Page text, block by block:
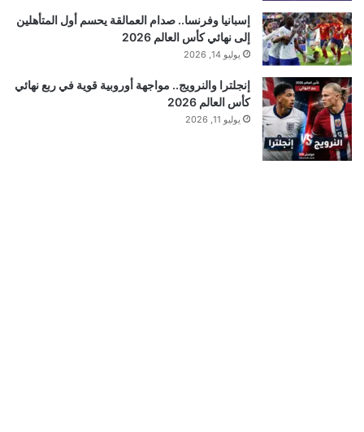
إسبانيا وفرنسا.. صدام العمالقة يحسم أول المتأهلين
إلى نهائي كأس العالم 2026
يوليو 14, 2026
إنجلترا والنرويج.. مواجهة أوروبية قوية في ربع نهائي
كأس العالم 2026
يوليو 11, 2026